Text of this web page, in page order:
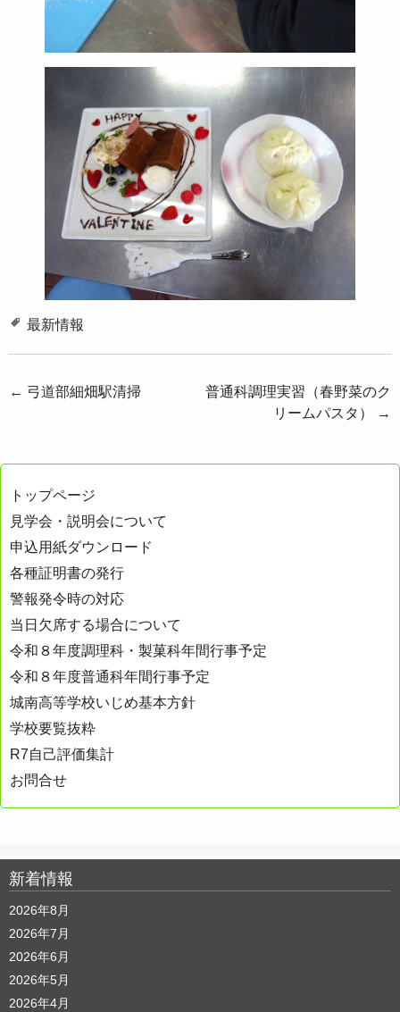
最新情報
投
ゲ
ー
シ
ョ
ン
← 弓道部細畑駅清掃
普通科調理実習（春野菜のク
リームパスタ）
→
トップページ
見学会・説明会について
申込用紙ダウンロード
各種証明書の発行
警報発令時の対応
当日欠席する場合について
令和８年度調理科・製菓科年間行事予定
令和８年度普通科年間行事予定
城南高等学校いじめ基本方針
学校要覧抜粋
R7自己評価集計
お問合せ
新着情報
2026年8月
2026年7月
2026年6月
2026年5月
2026年4月